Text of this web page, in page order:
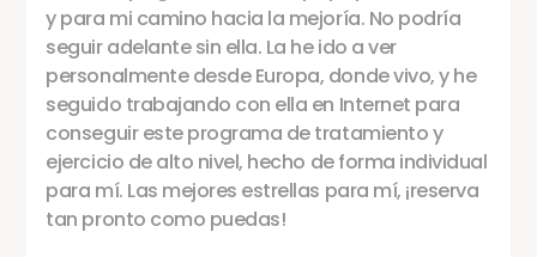
y para mi camino hacia la mejoría. No podría
seguir adelante sin ella. La he ido a ver
personalmente desde Europa, donde vivo, y he
seguido trabajando con ella en Internet para
conseguir este programa de tratamiento y
ejercicio de alto nivel, hecho de forma individual
para mí. Las mejores estrellas para mí, ¡reserva
tan pronto como puedas!